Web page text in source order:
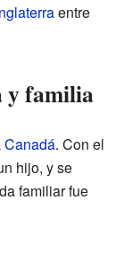
entre
y familia
Canadá. Con el
hijo, y se
familiar fue